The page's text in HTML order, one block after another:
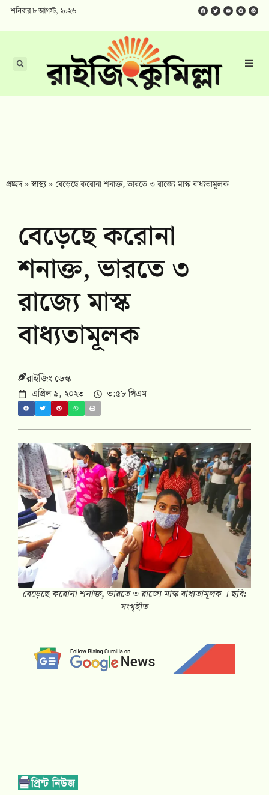
শনিবার ৮ আগস্ট, ২০২৬
প্রচ্ছদ»স্বাস্থ্য» বেড়েছে করোনা শনাক্ত, ভারতে ৩ রাজ্যে মাস্ক বাধ্যতামূলক
বেড়েছে করোনা
শনাক্ত, ভারতে ৩
রাজ্যে মাস্ক
বাধ্যতামূলক
রাইজিং ডেস্ক
এপ্রিল ৯, ২০২৩ ৩:৫৮ পিএম
বেড়েছে করোনা শনাক্ত, ভারতে ৩ রাজ্যে মাস্ক বাধ্যতামূলক । ছবি:
সংগৃহীত